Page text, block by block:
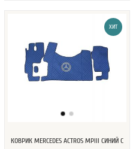
ХИТ
КОВРИК MERCEDES ACTROS MPIII СИНИЙ С